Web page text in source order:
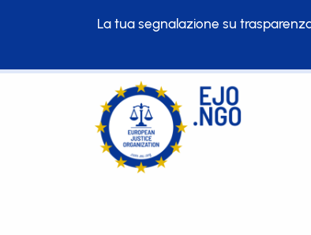
La tua segnalazione su